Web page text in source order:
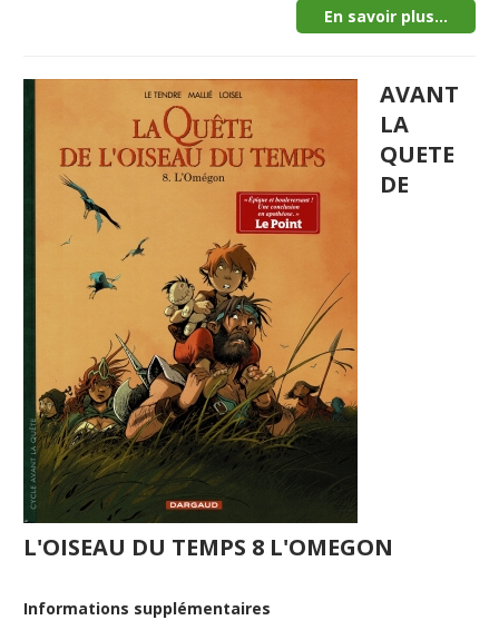
En savoir plus...
AVANT
LA
QUETE
DE
L'OISEAU DU TEMPS 8 L'OMEGON
Informations supplémentaires